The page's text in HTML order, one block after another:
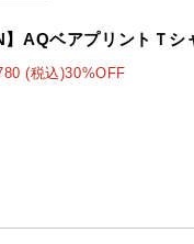
】AQベアプリントＴシ
(税込)30%OFF